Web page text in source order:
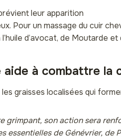
leur apparition
Pour un massage du cuir
d’avocat, de Moutarde et
aide à combattre la
graisses localisées qui
grimpant, son action sera
essentielles de Génévrier, de